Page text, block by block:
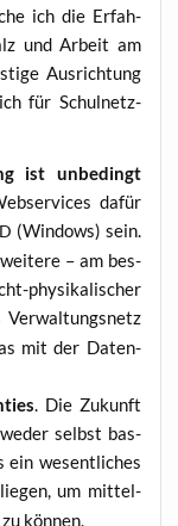
ich die Erfah­
und Arbeit am
Aus­rich­tung
für Schul­netz­
ist unbe­dingt
dafür
(Win­dows) sein.
– am bes­
phy­si­ka­li­scher
Ver­wal­tungs­netz
mit der Daten­
. Die Zukunft
selbst bas­
ein wesent­li­ches
um mit­tel­
können.